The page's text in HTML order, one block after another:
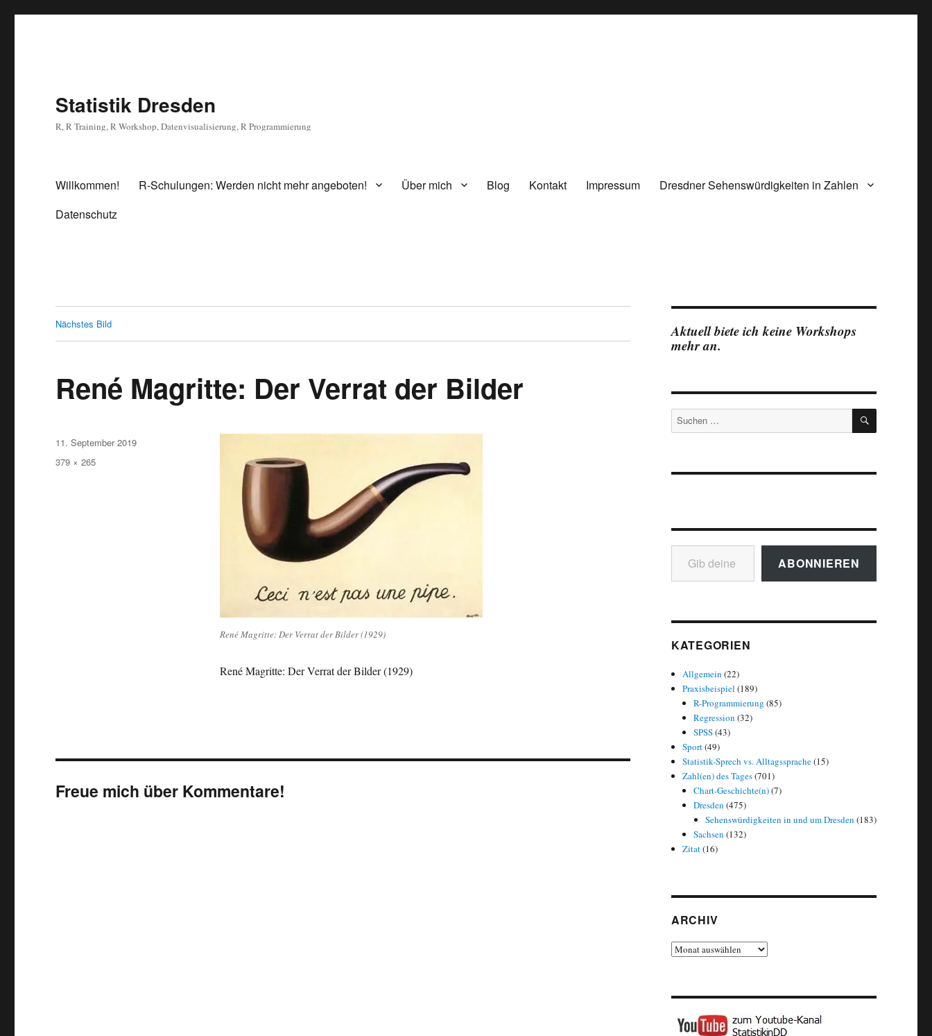
Statistik Dresden
R, R Training, R Workshop, Datenvisualisierung, R Programmierung
Willkommen! R-Schulungen: Werden nicht mehr angeboten! Über mich Blog Kontakt Impressum
Dresdner Sehenswürdigkeiten in Zahlen
Datenschutz
Nächstes Bild
René Magritte: Der Verrat der Bilder
René Magritte: Der Verrat der Bilder (1929)
René Magritte: Der Verrat der Bilder (1929)
Veröffentlicht
am
11. September 2019
Originalgröße
379 × 265
Freue mich über Kommentare!
Aktuell biete ich keine Workshops
mehr an.
Suchen
nach:
SUCHEN
Gib deine E-Mail-Adresse ein ...
ABONNIEREN
KATEGORIEN
Allgemein (22)
Praxisbeispiel (189)
R-Programmierung (85)
Regression (32)
SPSS(43)
Sport(49)
Statistik-Sprech vs. Alltagssprache(15)
Zahl(en) des Tages(701)
Chart-Geschichte(n)(7)
Dresden (475)
Sehenswürdigkeiten in und um Dresden (183)
Sachsen (132)
Zitat(16)
ARCHIV
Archiv